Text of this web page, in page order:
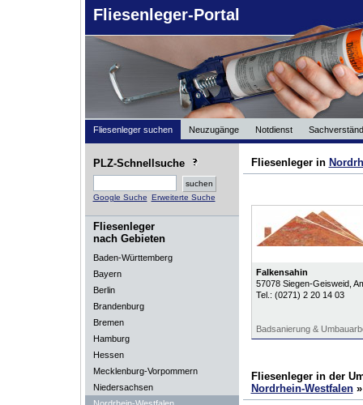
Fliesenleger-Portal
Fliesenleger suchen Neuzugänge Notdienst
PLZ-Schnellsuche
Google Suche Erweiterte Suche
Fliesenleger
nach Gebieten
Baden-Württemberg
Bayern
Berlin
Brandenburg
Bremen
Hamburg
Hessen
Mecklenburg-Vorpommern
Niedersachsen
Fliesenleger in
Falkensahin
57078 Siegen-Geisweid,
Tel.: (0271) 2 20 14 03
Badsanierung &
Fliesenleger in der
Nordrhein-Westfalen